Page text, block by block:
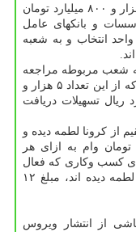
این تعداد، پرونده ۱۶۵ هزار واحد معادل ۷ هزار و ۸۰۰ میلیارد تومان
و بانکهای عامل
از این تعداد، ۱۳۴ هزار واحد انتخاب و به شعبه
تعداد ۱۱ هزار و ۱۰۰ واحد به شعب مربوطه مراجعه
و در حال تکمیل مدارک و وثایق خود هستند که از این تعداد ۵ هزار و
و کار، بیش از ۵۷۵ میلیارد ریال تسهیلات دریافت
از کرونا لطمه دیده و
شده اند، مبلغ ۱۶ میلیون تومان وام به ازای هر
کسب وکاری که فعال
بوده، تعطیل نشده و غیر مستقیم از کرونا لطمه دیده اند، مبلغ ۱۲
از انتشار ویروس